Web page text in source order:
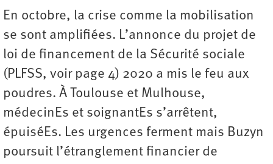
En octobre, la crise comme la mobilisation
se sont amplifiées. L’annonce du projet de
loi de financement de la Sécurité sociale
(PLFSS, voir page 4) 2020 a mis le feu aux
poudres. À Toulouse et Mulhouse,
médecinEs et soignantEs s’arrêtent,
épuiséEs. Les urgences ferment mais Buzyn
poursuit l’étranglement financier de